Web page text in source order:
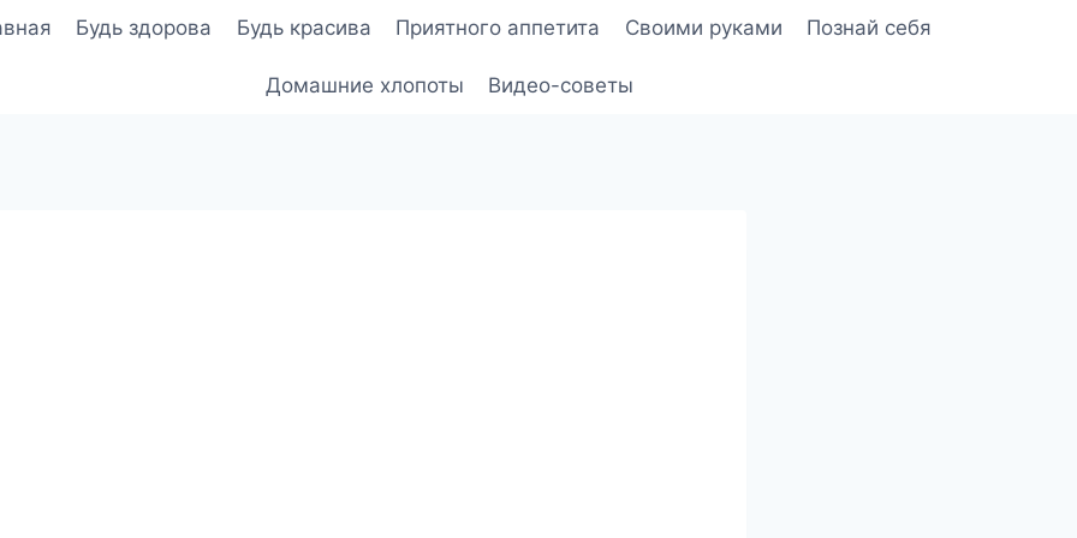
Будь здорова Будь красива Приятного аппетита Своими руками Познай себя
Домашние хлопоты Видео-советы